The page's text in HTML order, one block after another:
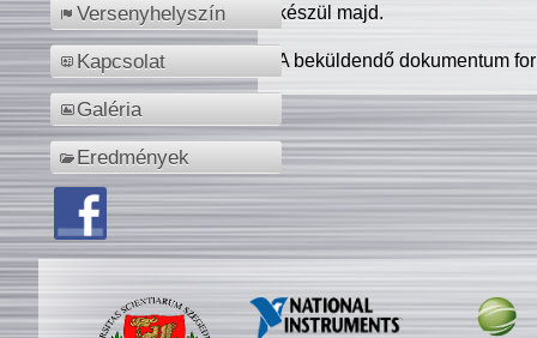
Versenyhelyszín
Kapcsolat
Galéria
Eredmények
készül majd.
A beküldendő dokumentum